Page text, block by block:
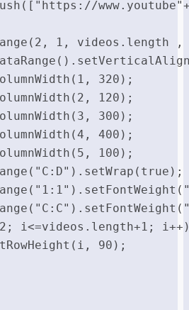
1,
320);
120);
300);
400);
100);
i<=videos.length+1;
90);